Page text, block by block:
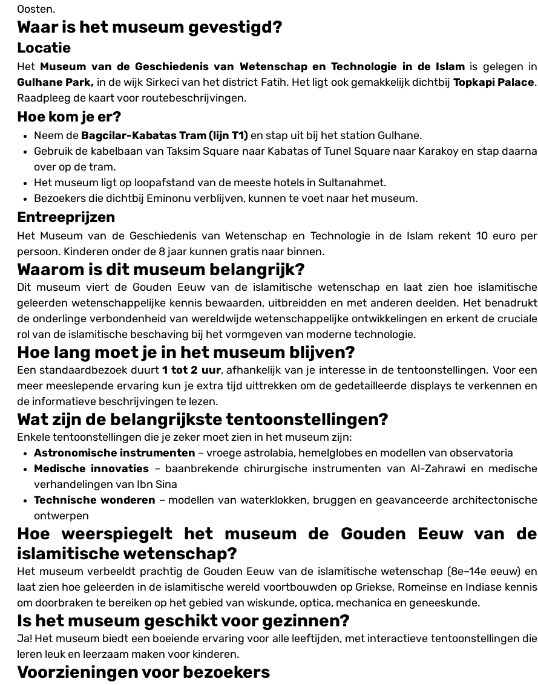
Oosten.
Waar is het museum gevestigd?
Locatie
Het Museum van de Geschiedenis van Wetenschap en Technologie in de Islam is gelegen in
Gulhane Park, in de wijk Sirkeci van het district Fatih. Het ligt ook gemakkelijk dichtbij Topkapi Palace.
Raadpleeg de kaart voor routebeschrijvingen.
Hoe kom je er?
Neem de Bagcilar-Kabatas Tram (lijn T1)en stap uit bij het station Gulhane.
Gebruik de kabelbaan van Taksim Square naar Kabatas of Tunel Square naar Karakoy en stap daarna
over op de tram.
Het museum ligt op loopafstand van de meeste hotels in Sultanahmet.
Bezoekers die dichtbij Eminonu verblijven, kunnen te voet naar het museum.
Entreeprijzen
Het Museum van de Geschiedenis van Wetenschap en Technologie in de Islam rekent 10 euro per
persoon. Kinderen onder de 8 jaar kunnen gratis naar binnen.
Waarom is dit museum belangrijk?
Dit museum viert de Gouden Eeuw van de islamitische wetenschap en laat zien hoe islamitische
geleerden wetenschappelijke kennis bewaarden, uitbreidden en met anderen deelden. Het benadrukt
de onderlinge verbondenheid van wereldwijde wetenschappelijke ontwikkelingen en erkent de cruciale
rol van de islamitische beschaving bij het vormgeven van moderne technologie.
Hoe lang moet je in het museum blijven?
Een standaardbezoek duurt1 tot 2 uur, afhankelijk van je interesse in de tentoonstellingen. Voor een
meer meeslepende ervaring kun je extra tijd uittrekken om de gedetailleerde displays te verkennen en
de informatieve beschrijvingen te lezen.
Wat zijn de belangrijkste tentoonstellingen?
Enkele tentoonstellingen die je zeker moet zien in het museum zijn:
Astronomische instrumenten – vroege astrolabia, hemelglobes en modellen van observatoria
Medische innovaties – baanbrekende chirurgische instrumenten van Al-Zahrawi en medische
verhandelingen van Ibn Sina
Technische wonderen – modellen van waterklokken, bruggen en geavanceerde architectonische
ontwerpen
Hoe weerspiegelt het museum de Gouden Eeuw van de
islamitische wetenschap?
Het museum verbeeldt prachtig de Gouden Eeuw van de islamitische wetenschap (8e–14e eeuw) en
laat zien hoe geleerden in de islamitische wereld voortbouwden op Griekse, Romeinse en Indiase kennis
om doorbraken te bereiken op het gebied van wiskunde, optica, mechanica en geneeskunde.
Is het museum geschikt voor gezinnen?
Ja! Het museum biedt een boeiende ervaring voor alle leeftijden, met interactieve tentoonstellingen die
leren leuk en leerzaam maken voor kinderen.
Voorzieningen voor bezoekers